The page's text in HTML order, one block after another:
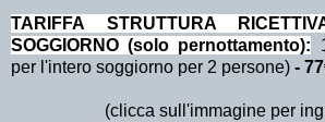
TA RIFFA STRUTTURA
SOGGIORNO (solo pernottamento):
per l'intero soggiorno per 2 persone) -
(clicca sull'immagine per